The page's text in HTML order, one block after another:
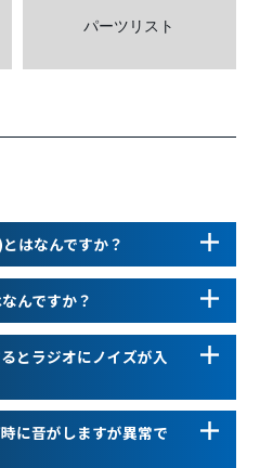
パーツリスト
はなんですか？
んですか？
とラジオにノイズが入
に音がしますが異常で